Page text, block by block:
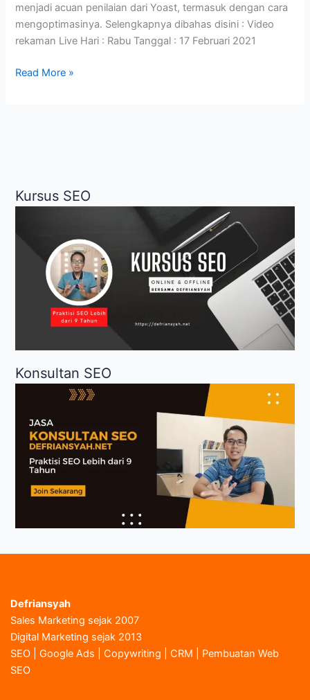
menjadi acuan penilaian dari Yoast, termasuk dengan cara
mengoptimasinya. Selengkapnya dibahas disini : Video
rekaman Live Hari : Rabu Tanggal : 17 Februari 2021
Bagaimana
Semua
Read More »
Kursus SEO
Konsultan SEO
Defriansyah
Sales Marketing sejak 2007
Digital Marketing sejak 2013
SEO | Google Ads | Copywriting | CRM | Pembuatan Web
SEO